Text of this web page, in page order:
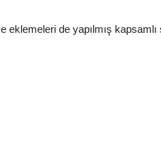
eklemeleri de yapılmış